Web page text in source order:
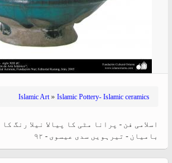
Islamic Art» Islamic Pottery- Islamic ceramics
اسلامی فن - پرانا مٹی کا پیالا نیلا رنگ
بامیان - تیرہویں سدی عیسوی - ۹۲